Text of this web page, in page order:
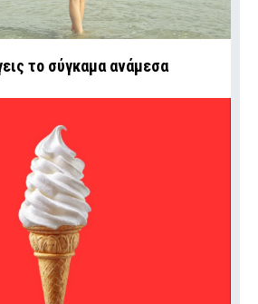
το σύγκαμα ανάμεσα